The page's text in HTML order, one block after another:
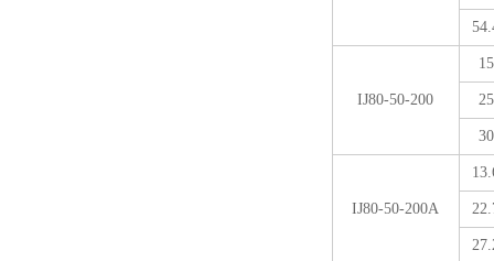
IJ80-50-200
15
25
30
IJ80-50-200A